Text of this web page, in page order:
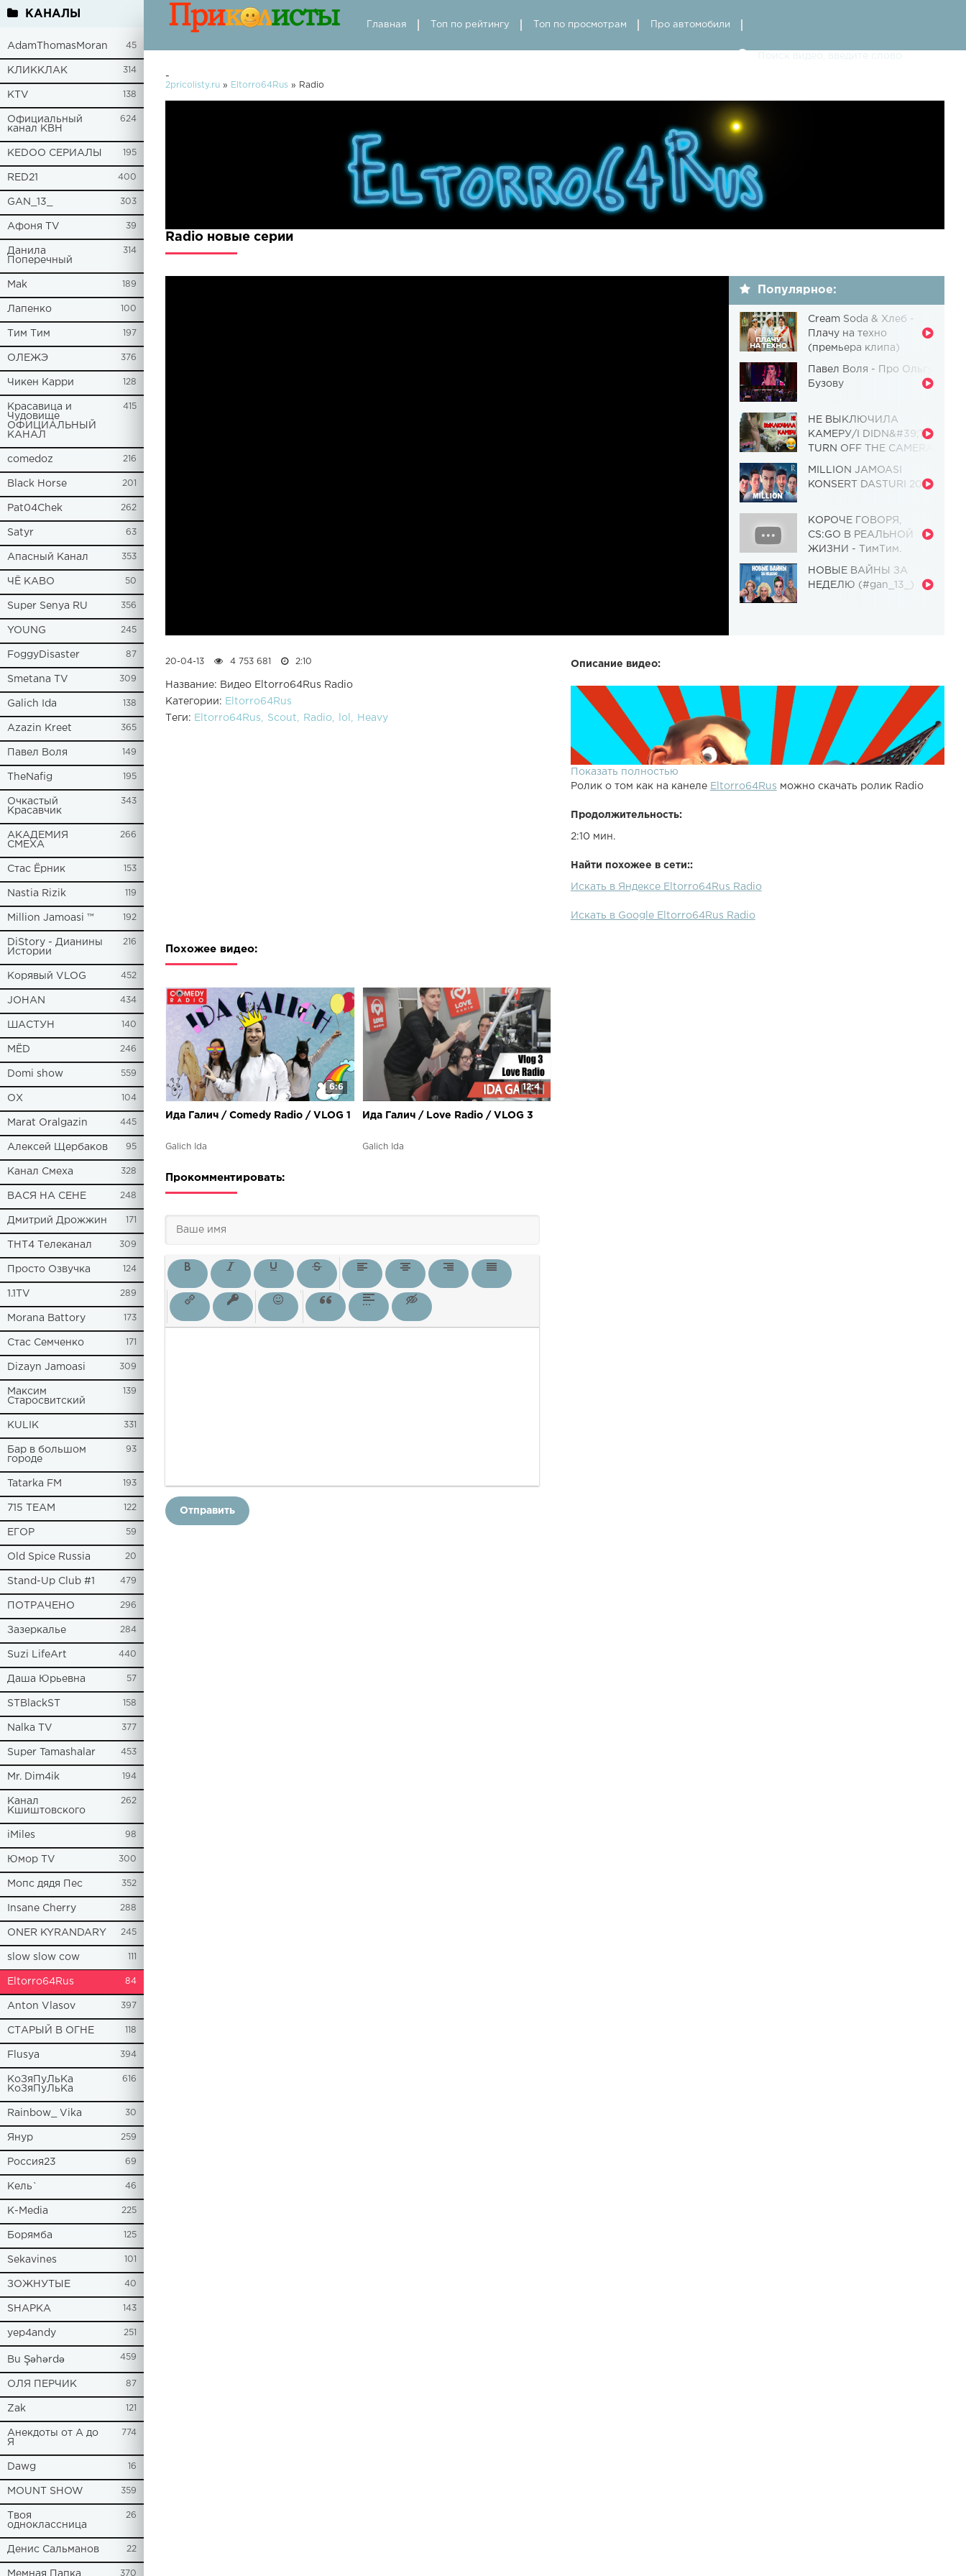
КАНАЛЫ
AdamThomasMoran 45
КЛИККЛАК 314
KTV 138
Официальный
канал КВН
624
KEDOO СЕРИАЛЫ 195
RED21 400
GAN_13_ 303
Афоня TV 39
Данила
Поперечный
314
Mak 189
Лапенко 100
Tим Тим 197
ОЛЕЖЭ 376
Чикен Карри 128
Красавица и
Чудовище
ОФИЦИАЛЬНЫЙ
КАНАЛ
415
comedoz 216
Black Horse 201
Pat04Chek 262
Satyr 63
Апасный Канал 353
ЧЁ КАВО 50
Super Senya RU 356
YOUNG 245
FoggyDisaster 87
Smetana TV 309
Galich Ida 138
Azazin Kreet 365
Павел Воля 149
TheNafig 195
Очкастый
Красавчик
343
АКАДЕМИЯ
СМЕХА
266
Стас Ёрник 153
Nastia Rizik 119
Million Jamoasi ™ 192
DiStory - Дианины
Истории
216
Корявый VLOG 452
JOHAN 434
ШАСТУН 140
МЁD 246
Domi show 559
ОХ 104
Marat Oralgazin 445
Алексей Щербаков 95
Канал Смеха 328
ВАСЯ НА СЕНЕ 248
Дмитрий Дрожжин 171
ТНТ4 Телеканал 309
Просто Озвучка 124
1.1TV 289
Morana Battory 173
Стас Семченко 171
Dizayn Jamoasi 309
Максим
Старосвитский
139
KULIK 331
Бар в большом
городе
93
Tatarka FM 193
715 TEAM 122
ЕГОР 59
Old Spice Russia 20
Stand-Up Club #1 479
ПОТРАЧЕНО 296
Зазеркалье 284
Suzi LifeArt 440
Даша Юрьевна 57
STBlackST 158
Nalka TV 377
Super Tamashalar 453
Mr. Dim4ik 194
Канал
Кшиштовского
262
iMiles 98
Юмор TV 300
Мопс дядя Пес 352
Insane Cherry 288
ONER KYRANDARY 245
slow slow cow 111
Eltorro64Rus 84
Anton Vlasov 397
СТАРЫЙ В ОГНЕ 118
Flusya 394
КоЗяПуЛьКа
КоЗяПуЛьКа
616
Rainbow_ Vika 30
Янур 259
Россия23 69
Кель` 46
К-Media 225
Борямба 125
Sekavines 101
ЗОЖНУТЫЕ 40
SHAPKA 143
yep4andy 251
Bu Şəhərdə 459
ОЛЯ ПЕРЧИК 87
Zak 121
Анекдоты от А до
Я
774
Dawg 16
MOUNT SHOW 359
Твоя
одноклассница
26
Денис Сальманов 22
Мемная Папка 370
Главная Топ по рейтингу Топ по просмотрам Про автомобили
-
2pricolisty.ru » Eltorro64Rus » Radio
Radio новые серии
Популярное:
Cream Soda & Хлеб -
Плачу на техно
(премьера клипа)
Павел Воля - Про Ольгу
Бузову
НЕ ВЫКЛЮЧИЛА
КАМЕРУ/I DIDN&#39;T
TURN OFF THE CAMERA
Чудовище] (Выпуск 110)
MILLION JAMOASI
KONSERT DASTURI 2019
КОРОЧЕ ГОВОРЯ,
CS:GO В РЕАЛЬНОЙ
ЖИЗНИ - ТимТим.
НОВЫЕ ВАЙНЫ ЗА
НЕДЕЛЮ (#gan_13_)
Описание видео:
Показать полностью
Ролик о том как на канеле Eltorro64Rus можно скачать ролик Radio
Продолжительность:
2:10 мин.
Найти похожее в сети::
Искать в Яндексе Eltorro64Rus Radio
Искать в Google Eltorro64Rus Radio
20-04-13 4 753 681 2:10
Название: Видео Eltorro64Rus Radio
Категории: Eltorro64Rus
Теги: Eltorro64Rus Scout Radio lol Heavy
Похожее видео:
6:6
Ида Галич / Comedy Radio / VLOG 1
Galich Ida
12:4
Ида Галич / Love Radio / VLOG 3
Galich Ida
Прокомментировать:
Отправить